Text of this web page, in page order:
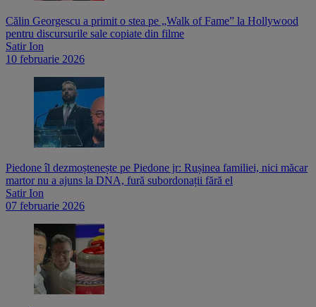
Călin Georgescu a primit o stea pe „Walk of Fame” la Hollywood
pentru discursurile sale copiate din filme
Satir Ion
10 februarie 2026
Piedone îl dezmoștenește pe Piedone jr: Rușinea familiei, nici măcar
martor nu a ajuns la DNA, fură subordonații fără el
Satir Ion
07 februarie 2026